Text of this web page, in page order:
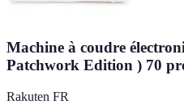
Machine à coudre
Patchwork Edition ) 70
Rakuten FR